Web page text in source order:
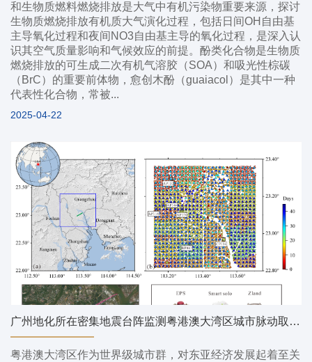
和生物质燃料燃烧排放是大气中有机污染物重要来源，探讨
生物质燃烧排放有机质大气演化过程，包括日间OH自由基
主导氧化过程和夜间NO3自由基主导的氧化过程，是深入认
识其空气质量影响和气候效应的前提。酚类化合物是生物质
燃烧排放的可生成二次有机气溶胶（SOA）和吸光性棕碳
（BrC）的重要前体物，愈创木酚（guaiacol）是其中一种
代表性化合物，常被...
2025-04-22
广州地化所在密集地震台阵监测粤港澳大湾区城市脉动取得研究进展
粤港澳大湾区作为世界级城市群，对东亚经济发展起着至关